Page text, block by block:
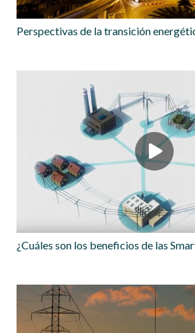
Perspectivas de la transición
¿Cuáles son los beneficios de las